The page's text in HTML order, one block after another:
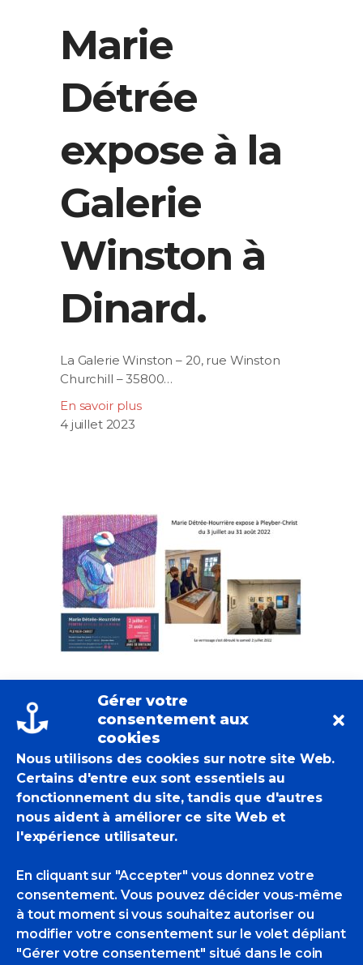
Gérer votre
consentement aux
cookies
Nous utilisons des cookies sur notre site Web.
Certains d'entre eux sont essentiels au
fonctionnement du site, tandis que d'autres
nous aident à améliorer ce site Web et
l'expérience utilisateur.
En cliquant sur "Accepter" vous donnez votre
consentement. Vous pouvez décider vous-même
à tout moment si vous souhaitez autoriser ou
modifier votre consentement sur le volet dépliant
"Gérer votre consentement" situé dans le coin
Marie
Détrée
expose à la
Galerie
Winston à
Dinard.
La Galerie Winston – 20, rue Winston
Churchill – 35800…
En savoir plus
4 juillet 2023
Marie
Détrée-
Hourrière
expose à